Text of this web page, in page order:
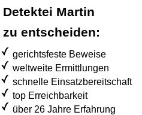
Detektei Martin
zu entscheiden:
gerichtsfeste Beweise
weltweite Ermittlungen
schnelle Einsatzbereitschaft
top Erreichbarkeit
über 26 Jahre Erfahrung